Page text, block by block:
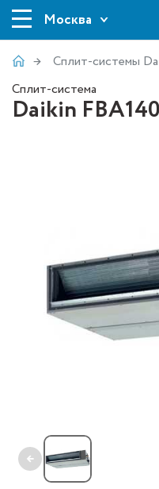
Москва
Сплит-системы
Сплит-система
Daikin
←